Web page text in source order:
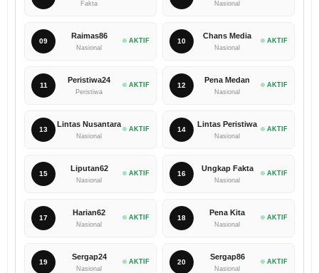
Fakta Nasional
09
Raimas86
Nasional
AKTIF 10
Chans Media
Nasional
AKTIF
11
Peristiwa24
Peristiwa
AKTIF 12
Pena Medan
Nasional
AKTIF
13
Lintas Nusantara
Nasional
AKTIF 14
Lintas Peristiwa
Nasional
AKTIF
15
Liputan62
Nasional
AKTIF 16
Ungkap Fakta
Nasional
AKTIF
17
Harian62
Nasional
AKTIF 18
Pena Kita
Nasional
AKTIF
19
Sergap24
Nasional
AKTIF 20
Sergap86
Nasional
AKTIF